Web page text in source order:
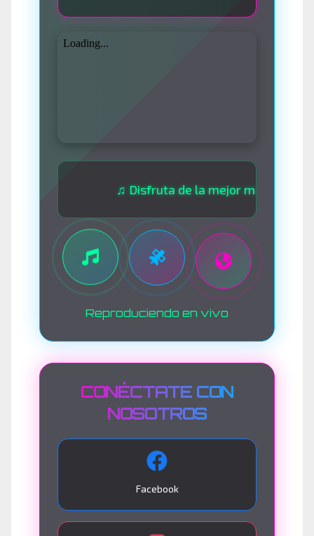
♫ Disfruta de la mejor música las 24
Reproduciendo en vivo
CONÉCTATE CON
NOSOTROS
Facebook